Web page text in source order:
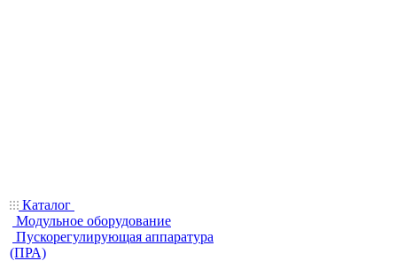
Каталог
Модульное оборудование
Пускорегулирующая аппаратура
(ПРА)